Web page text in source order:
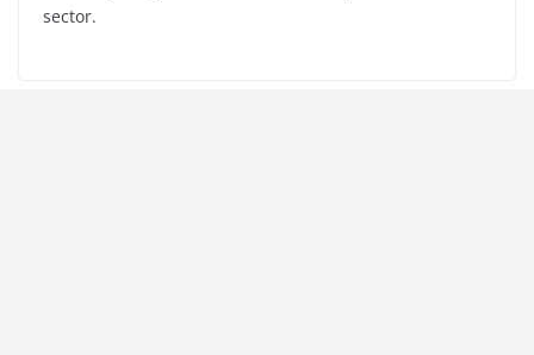
sector.